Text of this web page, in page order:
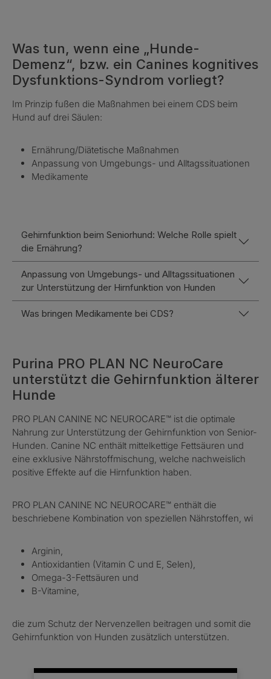
Was tun, wenn eine „Hunde-
Demenz“, bzw. ein Canines kognitives
Dysfunktions-Syndrom vorliegt?
Im Prinzip fußen die Maßnahmen bei einem CDS beim
Hund auf drei Säulen:
Ernährung/Diätetische Maßnahmen
Anpassung von Umgebungs- und Alltagssituationen
Medikamente
Gehirnfunktion beim Seniorhund: Welche Rolle spielt
die Ernährung?
Anpassung von Umgebungs- und Alltagssituationen
zur Unterstützung der Hirnfunktion von Hunden
Was bringen Medikamente bei CDS?
Purina PRO PLAN NC NeuroCare
unterstützt die Gehirnfunktion älterer
Hunde
PRO PLAN CANINE NC NEUROCARE™ ist die optimale
Nahrung zur Unterstützung der Gehirnfunktion von Senior-
Hunden. Canine NC enthält mittelkettige Fettsäuren und
eine exklusive Nährstoffmischung, welche nachweislich
positive Effekte auf die Hirnfunktion haben.
PRO PLAN CANINE NC NEUROCARE™ enthält die
beschriebene Kombination von speziellen Nährstoffen, wi
Arginin,
Antioxidantien (Vitamin C und E, Selen),
Omega-3-Fettsäuren und
B-Vitamine,
die zum Schutz der Nervenzellen beitragen und somit die
Gehirnfunktion von Hunden zusätzlich unterstützen.
Produktgalerie überspringen